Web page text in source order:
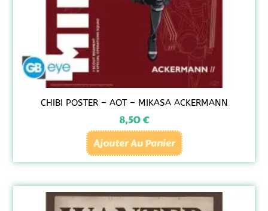
CHIBI POSTER – AOT – MIKASA ACKERMANN
8,50€
Ajouter Au Panier